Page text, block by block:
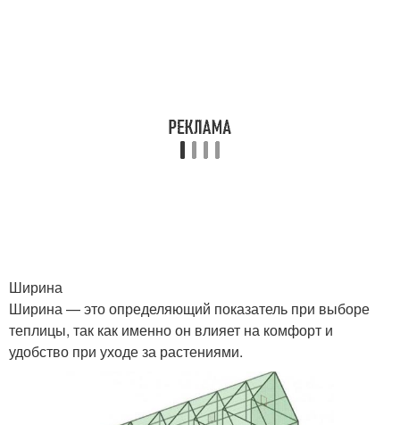
Ширина
Ширина — это определяющий показатель при выборе
теплицы, так как именно он влияет на комфорт и
удобство при уходе за растениями.